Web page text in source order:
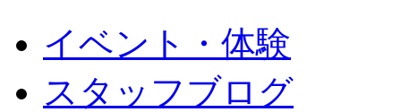
イベント・体験
スタッフブログ